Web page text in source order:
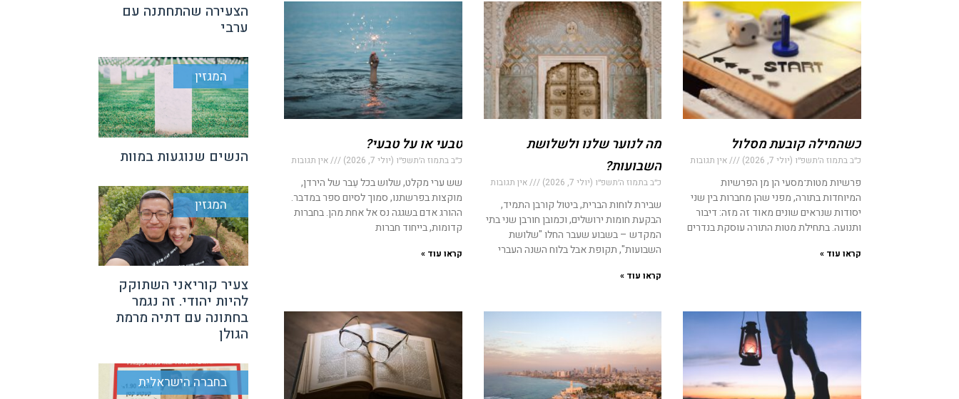
כשהמילה קובעת מסלול
כ״ב בתמוז ה׳תשפ״ו (יולי 7, 2026) אין תגובות
פרשיות מטות־מסעי הן מן הפרשיות
המיוחדות בתורה, מפני שהן מחברות בין שני
יסודות שנראים שונים מאוד זה מזה: דיבור
ותנועה. בתחילת מטות התורה עוסקת בנדרים
קראו עוד »
מה לנוער שלנו ולשלושת
השבועות?
כ״ב בתמוז ה׳תשפ״ו (יולי 7, 2026) אין תגובות
שבירת לוחות הברית, ביטול קורבן התמיד,
הבקעת חומות ירושלים, וכמובן חורבן שני בתי
המקדש – בשבוע שעבר החלו "שלושת
השבועות", תקופת אבל בלוח השנה העברי
קראו עוד »
טבעי או על טבעי?
כ״ב בתמוז ה׳תשפ״ו (יולי 7, 2026) אין תגובות
שש ערי מקלט, שלוש בכל עֵבר של הירדן,
מוקצות בפרשתנו, סמוך לסיום ספר במדבר.
ההורג אדם בשגגה נס אל אחת מהן. בחברות
קדומות, בייחוד חברות
קראו עוד »
הצעירה שהתחתנה עם
ערבי
המגזין
הנשים שנוגעות במוות
המגזין
צעיר קוריאני השתוקק
להיות יהודי. זה נגמר
בחתונה עם דתיה מרמת
הגולן
בחברה הישראלית